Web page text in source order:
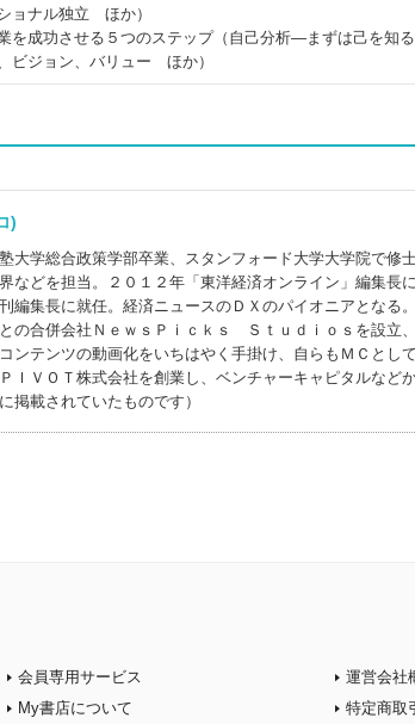
ョナル独立 ほか）
成功させる５つのステップ（自己分析―まずは己を知る
ビジョン、バリュー ほか）
コ)
大学総合政策学部卒業、スタンフォード大学大学院で修
などを担当。２０１２年「東洋経済オンライン」編集長
編集長に就任。経済ニュースのＤＸのパイオニアとなる
の合併会社ＮｅｗｓＰｉｃｋｓ Ｓｔｕｄｉｏｓを設立
ンテンツの動画化をいちはやく手掛け、自らもＭＣとし
ＩＶＯＴ株式会社を創業し、ベンチャーキャピタルなど
掲載されていたものです）
会員専用サービス
My書店について
運営会社
特定商取